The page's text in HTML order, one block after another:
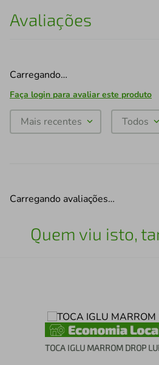
Avaliações
Carregando…
Faça login para avaliar este produto
Mais recentes Todos
Carregando avaliações…
Quem viu isto,
TOCA IGLU MARROM DROP